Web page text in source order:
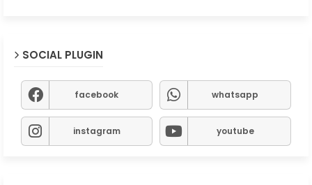
SOCIAL PLUGIN
facebook whatsapp
instagram youtube